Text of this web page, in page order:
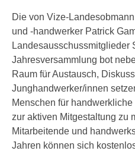
Die von Vize-
und -handwerker Patrick
Landesausschussmitglieder
Jahresversammlung bot
Raum für Austausch,
Junghandwerker/innen
Menschen für
zur aktiven Mitgestaltung zu
Mitarbeitende und
Jahren können sich